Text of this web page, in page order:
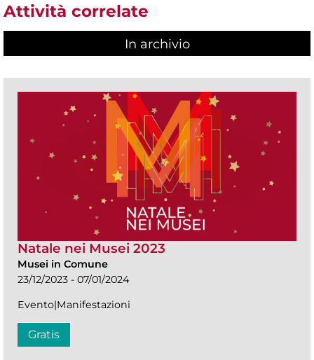
Attività correlate
In archivio
Natale nei Musei 2023
Musei in Comune
23/12/2023 - 07/01/2024
Evento|Manifestazioni
Gratis